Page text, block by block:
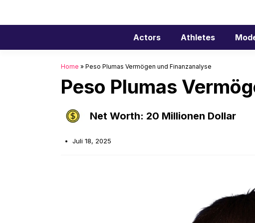
Actors Athletes
Home » Peso Plumas Vermögen und Finanzanalyse
Peso Plumas
Net Worth: 20 Millionen Dollar
Juli 18, 2025